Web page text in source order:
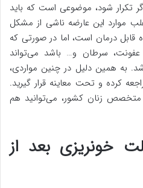
تکرار شود، موضوعی است که باید
موارد این عارضه ناشی از مشکل
درمان است، اما در صورتی که
سرطان و… باشد می‌تواند
به همین دلیل در چنین مواردی،
کرده و تحت معاینه قرار گیرید.
متخصص زنان کشور، می‌توانید هم
خونریزی بعد از